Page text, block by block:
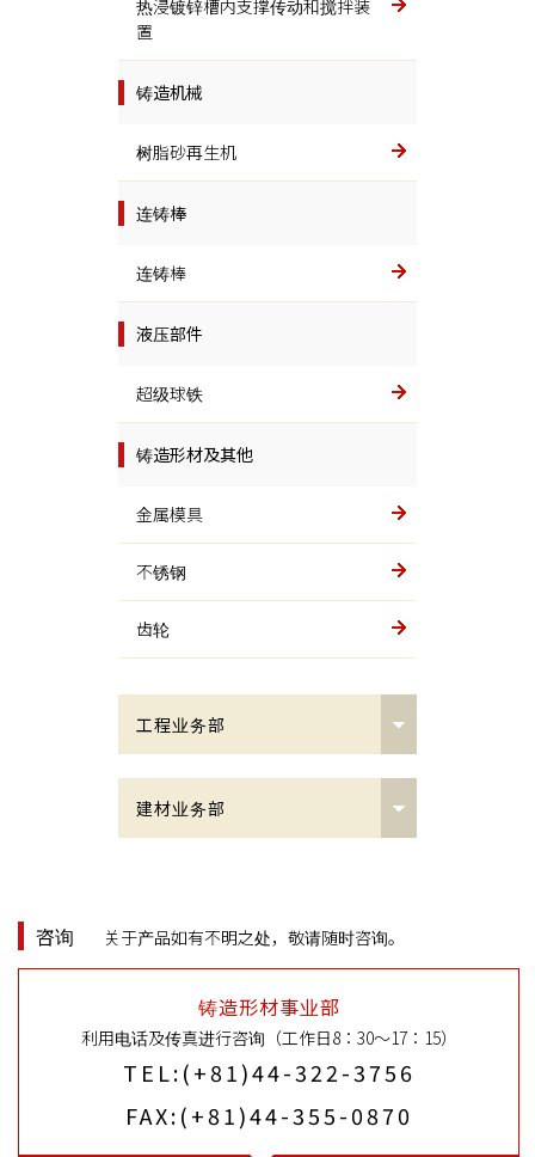
热浸镀锌槽内支撑传动和搅拌装
置
铸造机械
树脂砂再生机
连铸棒
连铸棒
液压部件
超级球铁
铸造形材及其他
金属模具
不锈钢
齿轮
工程业务部
销栓式支座（PN）及销栓滚式支
座（PNHR）
密封橡胶支座板式支座（BP・B)
高强度黄铜支座板式支座（BP・
条式支座（LB）
建材业务部
连接接头
NC基板
连接用销栓
咨询 关于产品如有不明之处，敬请随时咨询。
铸造形材事业部
利用电话及传真进行咨询（工作日8：30～17：15）
TEL:(+81)44-322-3756
FAX:(+81)44-355-0870